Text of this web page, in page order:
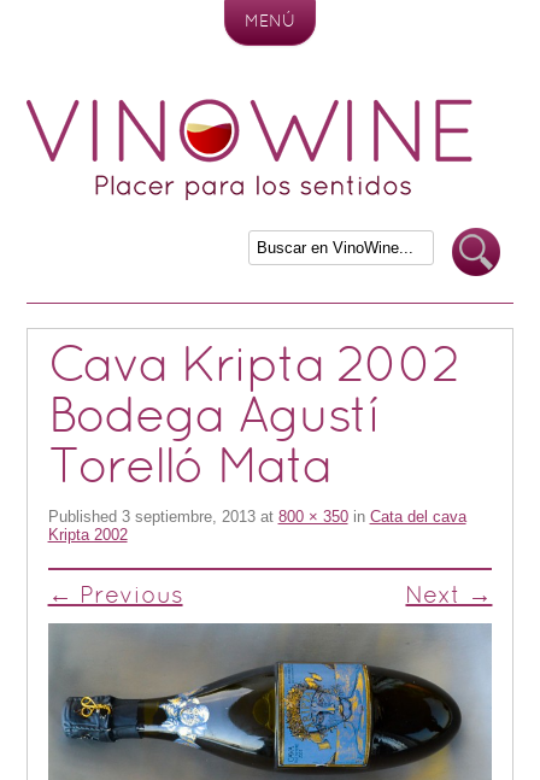
MENÚ
Cava Kripta 2002
Bodega Agustí
Torelló Mata
Published 3 septiembre, 2013at 800 × 350in Cata del cava
Kripta 2002
← Previous Next →